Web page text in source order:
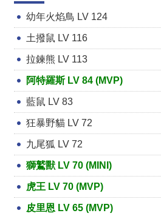
幼年火焰鳥 LV 124
土撥鼠 LV 116
拉鍊熊 LV 113
阿特羅斯 LV 84 (MVP)
藍鼠 LV 83
狂暴野貓 LV 72
九尾狐 LV 72
獅鷲獸 LV 70 (MINI)
虎王 LV 70 (MVP)
皮里恩 LV 65 (MVP)